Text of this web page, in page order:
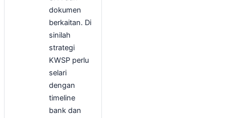
dokumen
berkaitan. Di
sinilah
strategi
KWSP perlu
selari
dengan
timeline
bank dan